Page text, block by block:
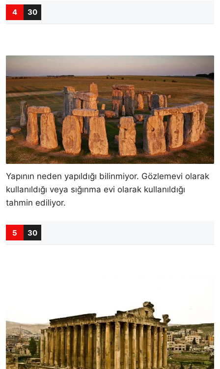
4 30
Yapının neden yapıldığı bilinmiyor. Gözlemevi olarak
kullanıldığı veya sığınma evi olarak kullanıldığı
tahmin ediliyor.
5 30